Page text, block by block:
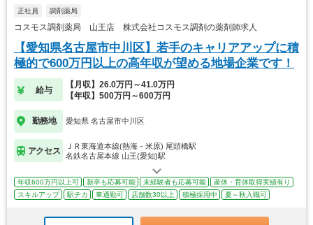
正社員 調剤薬局
コスモス調剤薬局 山王店 株式会社コスモス調剤の薬剤師求人
【愛知県名古屋市中川区】若手のキャリアアップに積
極的で600万円以上の高年収が望める地場企業です！
給与
【月収】26.0万円～41.0万円
【年収】500万円～600万円
勤務地 愛知県 名古屋市中川区
アクセス
ＪＲ東海道本線(熱海－米原) 尾頭橋駅
名鉄名古屋本線 山王(愛知)駅
年収600万円以上可 新卒も応募可能 未経験者も応募可能
産休・育休取得実績有り
スキルアップ
駅チカ 車通勤可 店舗数30以上 積極採用中 夏～秋入職可